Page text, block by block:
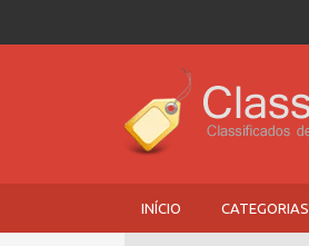
INÍCIO CATEGORIAS